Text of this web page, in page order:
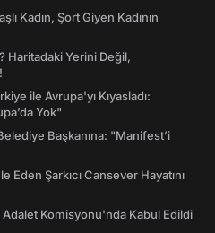
Kadın, Şort Giyen Kadının
Haritadaki Yerini Değil,
ile Avrupa'yı Kıyasladı:
Yok"
Başkanına: "Manifest’i
Şarkıcı Cansever Hayatını
Adalet Komisyonu'nda Kabul Edildi